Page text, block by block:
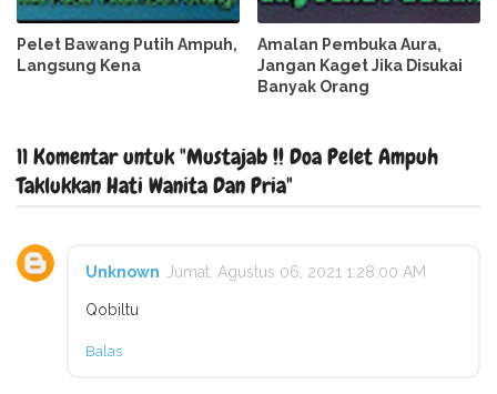
Pelet Bawang Putih Ampuh,
Langsung Kena
Amalan Pembuka Aura,
Jangan Kaget Jika Disukai
Banyak Orang
11 Komentar untuk "Mustajab !! Doa Pelet Ampuh
Taklukkan Hati Wanita Dan Pria"
Unknown Jumat, Agustus 06, 2021 1:28:00 AM
Qobiltu
Balas